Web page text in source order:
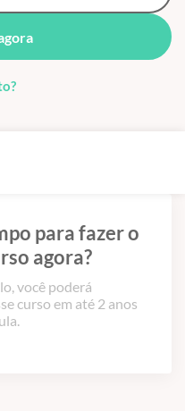
para fazer o
agora?
você poderá
curso em até 2 anos